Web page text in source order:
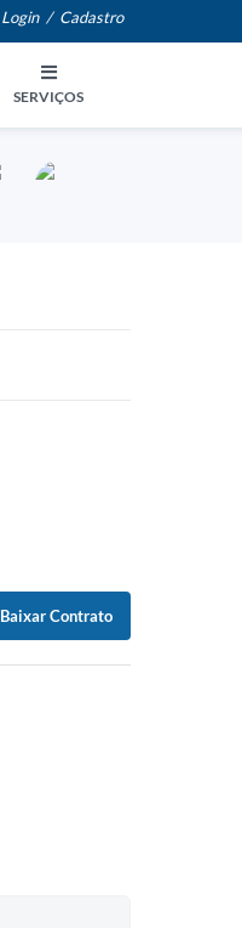
Login / Cadastro
SERVIÇOS
Baixar Contrato